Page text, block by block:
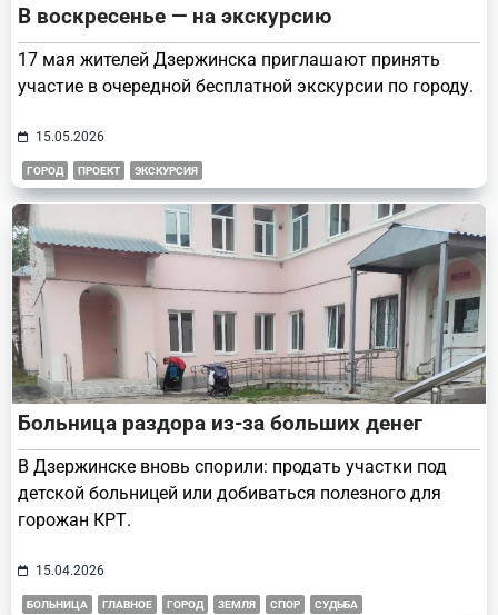
В воскресенье — на экскурсию
17 мая жителей Дзержинска приглашают принять
участие в очередной бесплатной экскурсии по городу.
15.05.2026
ГОРОД ПРОЕКТ ЭКСКУРСИЯ
Больница раздора из-за больших денег
В Дзержинске вновь спорили: продать участки под
детской больницей или добиваться полезного для
горожан КРТ.
15.04.2026
БОЛЬНИЦА ГЛАВНОЕ ГОРОД ЗЕМЛЯ СПОР СУДЬБА